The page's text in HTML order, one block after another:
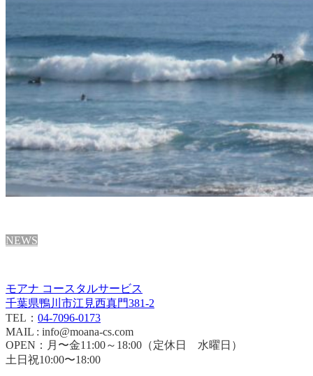
NEWS
モアナ コースタルサービス
千葉県鴨川市江見西真門381-2
TEL： 04-7096-0173
MAIL : info@moana-cs.com
OPEN：月〜金11:00～18:00（定休日 水曜日）
土日祝10:00〜18:00